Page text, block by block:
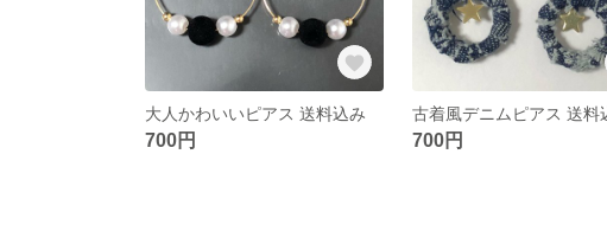
大人かわいいピアス 送料込み
700円
古着風デニムピアス 送料
700円